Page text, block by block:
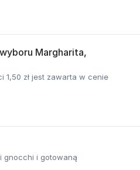
Margharita,
1,50 zł jest zawarta w cenie
gnocchi i gotowaną